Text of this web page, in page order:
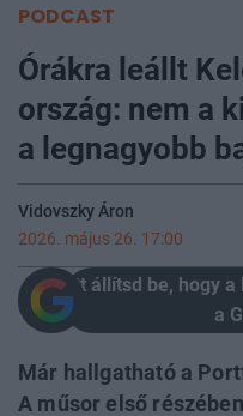
PODCAST
Órákra leállt
ország: nem a
a legnagyobb
Vidovszky Áron
2026. május 26. 17:00
Itt állítsd be, hogy
a
Már hallgatható a
A műsor első